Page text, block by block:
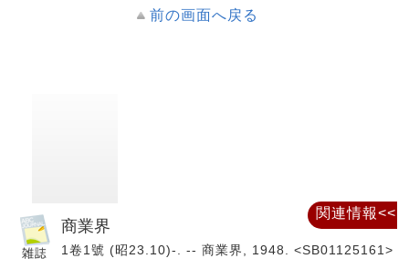
前の画面へ戻る
商業界
1卷1號 (昭23.10)-. -- 商業界, 1948. <SB01125161>
関連情報<<